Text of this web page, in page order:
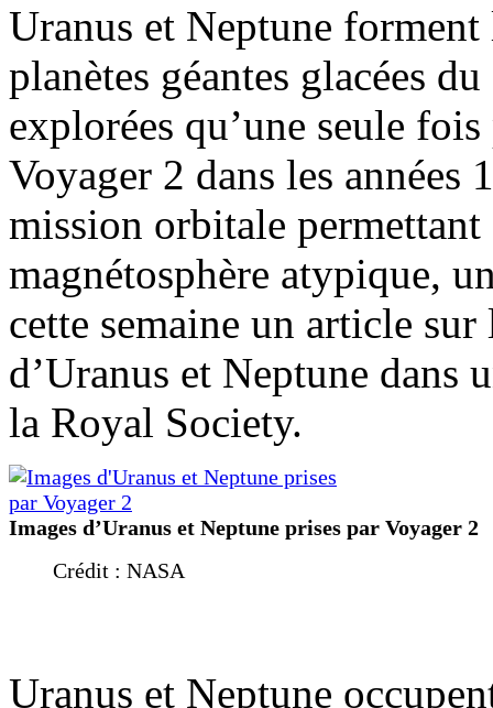
Uranus et Neptune
planètes géantes glacées
explorées qu’une seule
Voyager 2 dans les années
mission orbitale
magnétosphère atypique,
cette semaine un article
d’Uranus et Neptune dans
la Royal Society.
Images d’Uranus et Neptune prises par Voyager 2
Crédit : NASA
Uranus et Neptune